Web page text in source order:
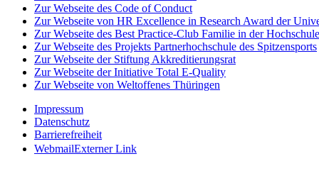
Zur Webseite des Code of Conduct
Zur Webseite von HR Excellence in Research Award der
Zur Webseite des Best Practice-Club Familie in der Hochschule
Zur Webseite des Projekts Partnerhochschule des Spitzensports
Zur Webseite der Stiftung Akkreditierungsrat
Zur Webseite der Initiative Total E-Quality
Zur Webseite von Weltoffenes Thüringen
Impressum
Datenschutz
Barrierefreiheit
WebmailExterner Link